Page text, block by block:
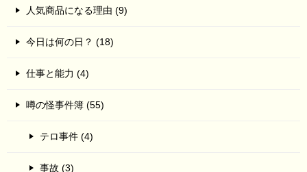
人気商品になる理由 (9)
今日は何の日？ (18)
仕事と能力 (4)
噂の怪事件簿 (55)
テロ事件 (4)
事故 (3)